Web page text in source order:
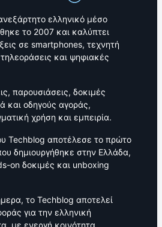
ελληνικό μέσο
το 2007 και καλύπτει
σε smartphones, τεχνητή
και ψηφιακές
παρουσιάσεις, δοκιμές
και οδηγούς αγοράς,
χρήση και εμπειρία.
Techblog αποτέλεσε το πρώτο
δημιουργήθηκε στην Ελλάδα,
on δοκιμές και unboxing
το Techblog αποτελεί
για την ελληνική
με ενεργή κοινότητα